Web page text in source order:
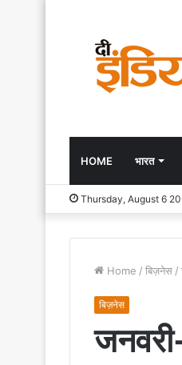
HOME भारत
Thursday, August 6
Home / बिज़नेस /
बिज़नेस